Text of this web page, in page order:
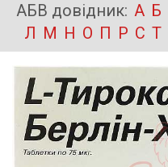
АБВ довідник: А Б
Л М Н О П Р С Т